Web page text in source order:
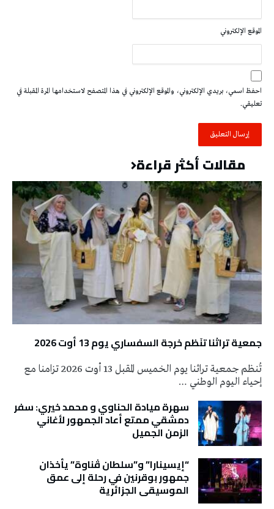
الموقع الإلكتروني
احفظ اسمي، بريدي الإلكتروني، والموقع الإلكتروني في هذا المتصفح لاستخدامها المرة المقبلة في
تعليقي.
مقالات أكثر قراءة
جمعية تراثنا تنَظم خرجة السفساري يوم 13 أوت 2026
تُنظم جمعية تراثنا يوم الخميس المقبل 13 أوت 2026 تزامنا مع
إحياء اليوم الوطني …
سهرة ميادة الحناوي و محمد خيري: سفر
دمشقي ممتع أعاد الجمهور لأغاني
الزمن الجميل
“إيسينارا” و”سلطان ڤناوة” يأخذان
جمهور بوقرنين في رحلة إلى عمق
الموسيقى الجزائرية